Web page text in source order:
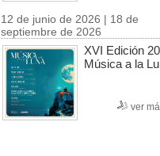
12 de junio de 2026 | 18 de
septiembre de 2026
XVI Edición
Música a la
ver